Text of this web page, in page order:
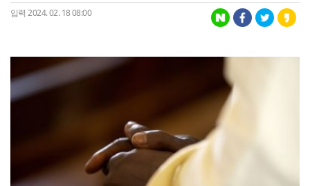
입력 2024. 02. 18 08:00